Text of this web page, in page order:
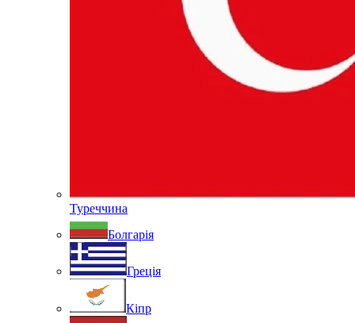
Туреччина
Болгарія
Греція
Кіпр